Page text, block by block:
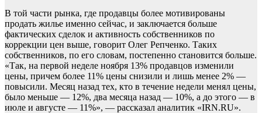
В той части рынка, где продавцы более мотивированы
продать жилье именно сейчас, и заключается больше
фактических сделок и активность собственников по
коррекции цен выше, говорит Олег Репченко. Таких
собственников, по его словам, постепенно становится больше.
«Так, на первой неделе ноября 13% продавцов изменили
цены, причем более 11% цены снизили и лишь менее 2% —
повысили. Месяц назад тех, кто в течение недели менял цены,
было меньше — 12%, два месяца назад — 10%, а до этого — в
июле и августе — 11%», — рассказал аналитик «IRN.RU».